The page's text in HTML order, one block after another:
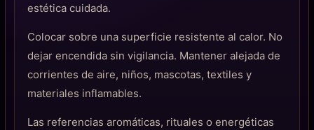
estética cuidada.
Colocar sobre una superficie resistente al calor. No
dejar encendida sin vigilancia. Mantener alejada de
corrientes de aire, niños, mascotas, textiles y
materiales inflamables.
Las referencias aromáticas, rituales o energéticas